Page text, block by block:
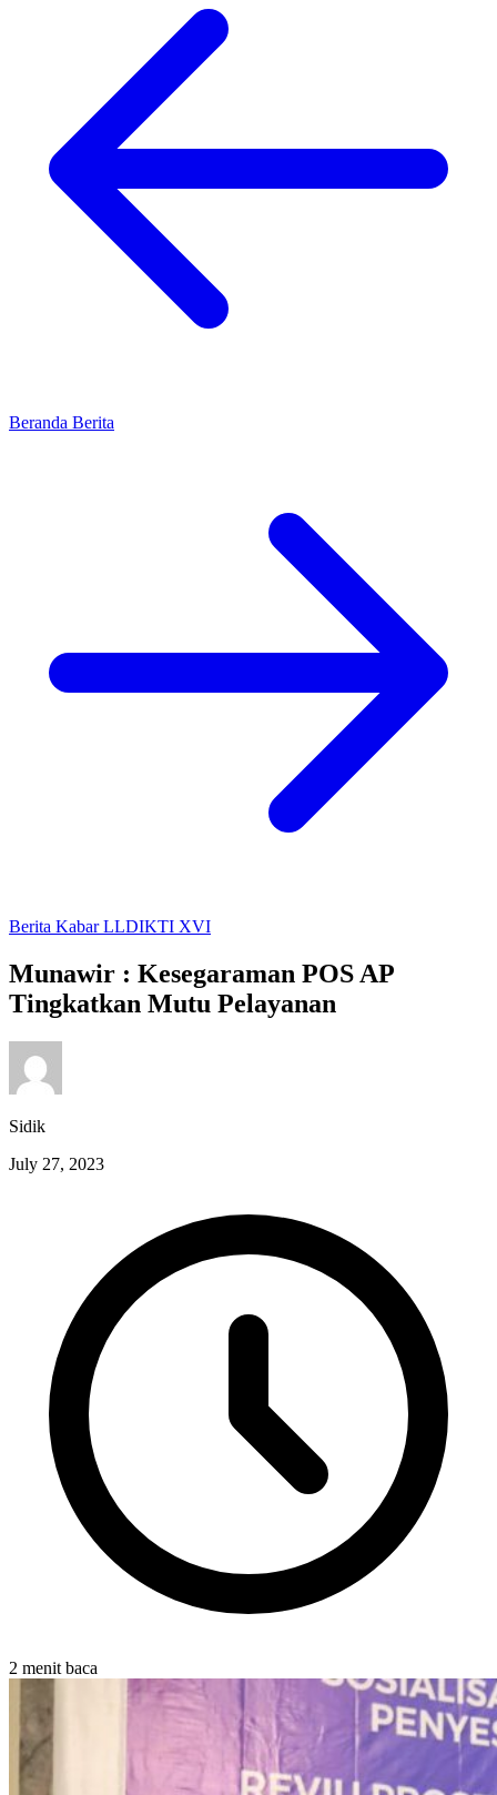
Beranda Berita
Berita Kabar LLDIKTI XVI
Munawir : Kesegaraman POS AP
Tingkatkan Mutu Pelayanan
Sidik
July 27, 2023
2 menit baca